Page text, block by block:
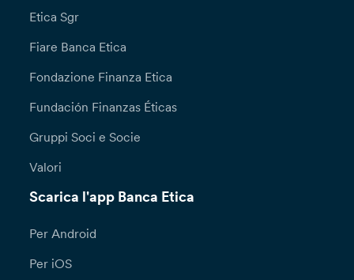
Etica Sgr
Fiare Banca Etica
Fondazione Finanza Etica
Fundación Finanzas Éticas
Gruppi Soci e Socie
Valori
Scarica l'app Banca Etica
Per Android
Per iOS